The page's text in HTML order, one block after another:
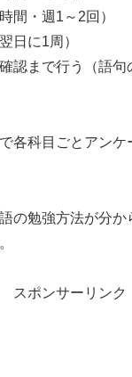
・週1～2回）
に1周）
認まで行う（語句
各科目ごとアンケ
の勉強方法が分か
スポンサーリンク